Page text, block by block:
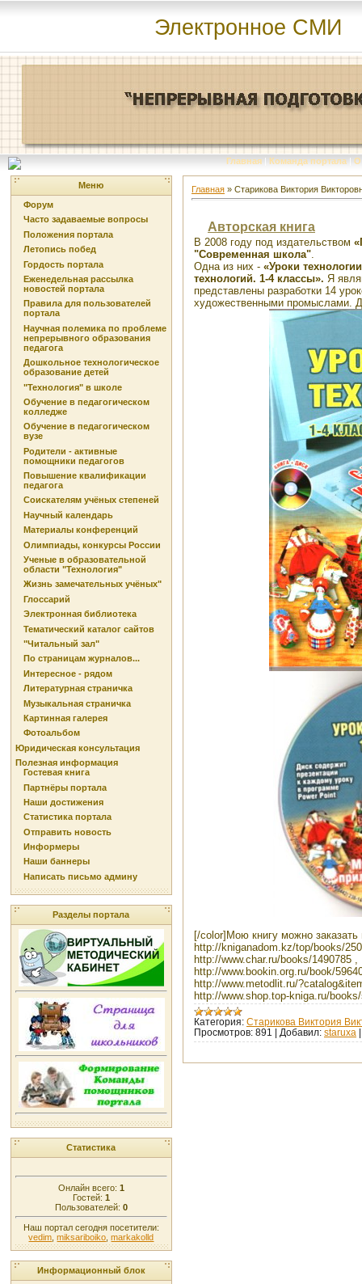
Электронное СМИ
Главная | Команда портала | О
Меню
Форум
Часто задаваемые вопросы
Положения портала
Летопись побед
Гордость портала
Еженедельная рассылка
новостей портала
Правила для пользователей
портала
Научная полемика по проблеме
непрерывного образования
педагога
Дошкольное технологическое
образование детей
"Технология" в школе
Обучение в педагогическом
колледже
Обучение в педагогическом
вузе
Родители - активные
помощники педагогов
Повышение квалификации
педагога
Соискателям учёных степеней
Научный календарь
Материалы конференций
Олимпиады, конкурсы России
Ученые в образовательной
области "Технология"
Жизнь замечательных учёных"
Глоссарий
Электронная библиотека
Тематический каталог сайтов
"Читальный зал"
По страницам журналов...
Интересное - рядом
Литературная страничка
Музыкальная страничка
Картинная галерея
Фотоальбом
Юридическая консультация
Полезная информация
Гостевая книга
Партнёры портала
Наши достижения
Статистика портала
Отправить новость
Информеры
Наши баннеры
Написать письмо админу
Разделы портала
Статистика
Онлайн всего: 1
Гостей: 1
Пользователей: 0
Наш портал сегодня посетители:
vedim ,miksariboiko ,markakolld
Информационный блок
Главная » Старикова Виктория
Авторская книга
В 2008 году под издательством
"Современная школа".
Одна из них - «Уроки
технологий. 1-4 классы». Я
представлены разработки 14
художественными промыслами.
[/color]Мою книгу можно заказать
http://kniganadom.kz/top/books/
http://www.char.ru/books/1490785 ,
http://www.bookin.org.ru/book/
http://www.metodlit.ru/
http://www.shop.top-kniga.ru/
Категория: Старикова Виктория
Просмотров: 891 Добавил: staruxa